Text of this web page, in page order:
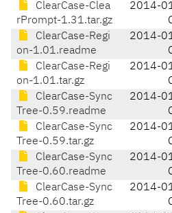
ClearCase-Clea
rPrompt-1.31.tar.gz
2014-
ClearCase-Regi
on-1.01.readme
2014-
ClearCase-Regi
on-1.01.tar.gz
2014-
ClearCase-Sync
Tree-0.59.readme
2014-
ClearCase-Sync
Tree-0.59.tar.gz
2014-
ClearCase-Sync
Tree-0.60.readme
2014-
ClearCase-Sync
Tree-0.60.tar.gz
2014-